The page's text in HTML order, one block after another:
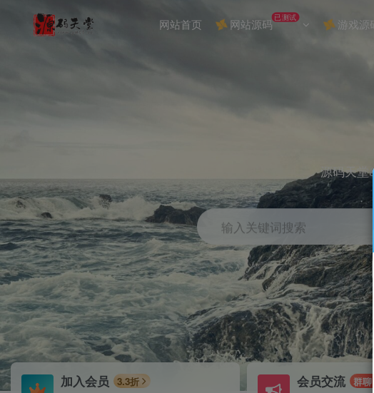
网站首页 网站源码已测试 游戏源
源码天堂
输入关键词搜索
加入会员 3.3折 会员交流 群聊